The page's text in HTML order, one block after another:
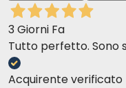
3 Giorni Fa
Tutto perfetto. Sono
Acquirente verificato